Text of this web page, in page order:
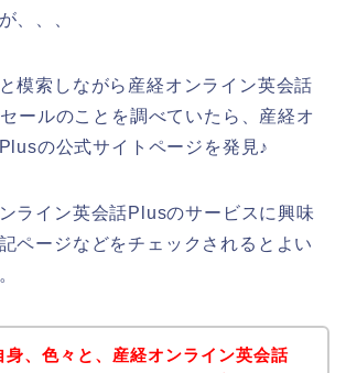
、、、
模索しながら産経オンライン英会話
ールのことを調べていたら、産経オ
の公式サイトページを発見♪
ライン英会話Plusのサービスに興味
ページなどをチェックされるとよい
身、色々と、産経オンライン英会話